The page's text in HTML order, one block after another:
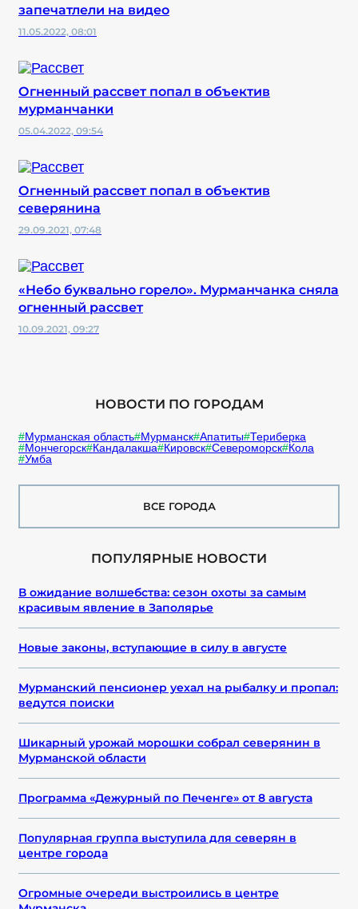
запечатлели на видео
11.05.2022, 08:01
Огненный рассвет попал в объектив
мурманчанки
05.04.2022, 09:54
Огненный рассвет попал в объектив
северянина
29.09.2021, 07:48
«Небо буквально горело». Мурманчанка сняла
огненный рассвет
10.09.2021, 09:27
НОВОСТИ ПО ГОРОДАМ
Мурманская область Мурманск Апатиты Териберка
Мончегорск Кандалакша Кировск Североморск Кола
Умба
ВСЕ ГОРОДА
ПОПУЛЯРНЫЕ НОВОСТИ
В ожидание волшебства: сезон охоты за самым
красивым явление в Заполярье
Новые законы, вступающие в силу в августе
Мурманский пенсионер уехал на рыбалку и пропал:
ведутся поиски
Шикарный урожай морошки собрал северянин в
Мурманской области
Программа «Дежурный по Печенге» от 8 августа
Популярная группа выступила для северян в
центре города
Огромные очереди выстроились в центре